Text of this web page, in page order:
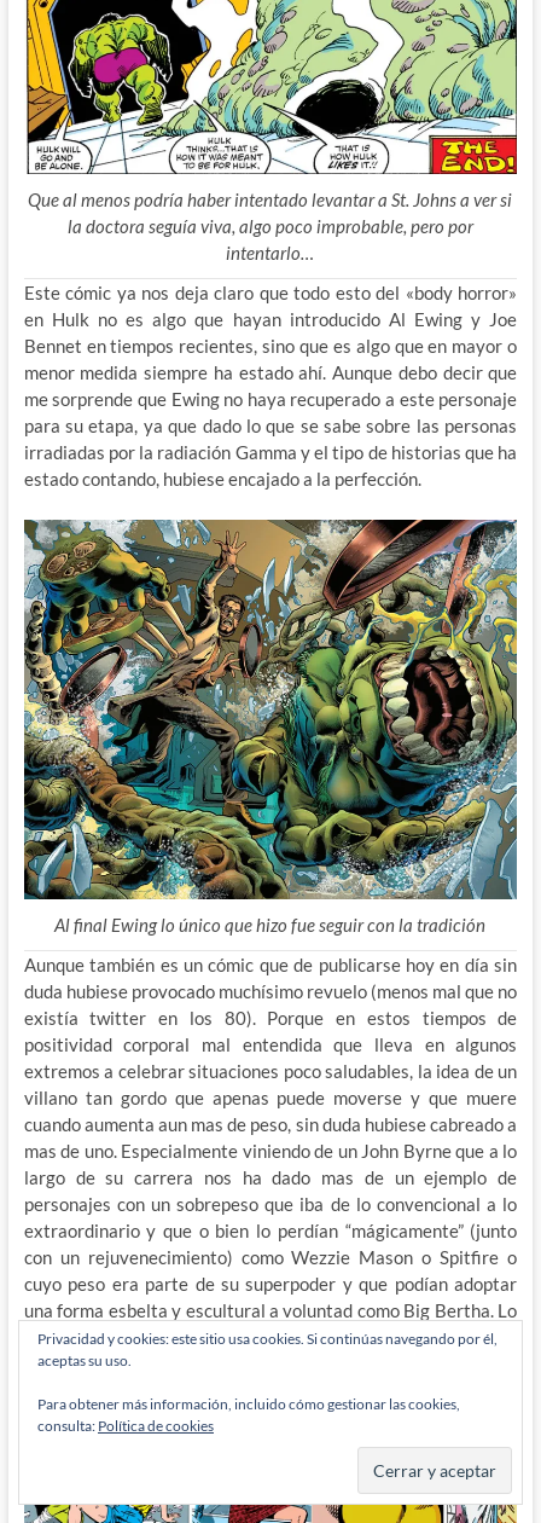
Que al menos podría haber intentado levantar a St. Johns a ver si
la doctora seguía viva, algo poco improbable, pero por
intentarlo…
Este cómic ya nos deja claro que todo esto del «body horror»
en Hulk no es algo que hayan introducido Al Ewing y Joe
Bennet en tiempos recientes, sino que es algo que en mayor o
menor medida siempre ha estado ahí. Aunque debo decir que
me sorprende que Ewing no haya recuperado a este personaje
para su etapa, ya que dado lo que se sabe sobre las personas
irradiadas por la radiación Gamma y el tipo de historias que ha
estado contando, hubiese encajado a la perfección.
Al final Ewing lo único que hizo fue seguir con la tradición
Aunque también es un cómic que de publicarse hoy en día sin
duda hubiese provocado muchísimo revuelo (menos mal que no
existía twitter en los 80). Porque en estos tiempos de
positividad corporal mal entendida que lleva en algunos
extremos a celebrar situaciones poco saludables, la idea de un
villano tan gordo que apenas puede moverse y que muere
cuando aumenta aun mas de peso, sin duda hubiese cabreado a
mas de uno. Especialmente viniendo de un John Byrne que a lo
largo de su carrera nos ha dado mas de un ejemplo de
personajes con un sobrepeso que iba de lo convencional a lo
extraordinario y que o bien lo perdían “mágicamente” (junto
con un rejuvenecimiento) como Wezzie Mason o Spitfire o
cuyo peso era parte de su superpoder y que podían adoptar
una forma esbelta y escultural a voluntad como Big Bertha. Lo
que hace pensar que Byrne igual esta un poco en contra del
sobrepeso.
Privacidad y cookies: este sitio usa cookies. Si continúas navegando por él,
aceptas su uso.
Para obtener más información, incluido cómo gestionar las cookies,
consulta: Política de cookies